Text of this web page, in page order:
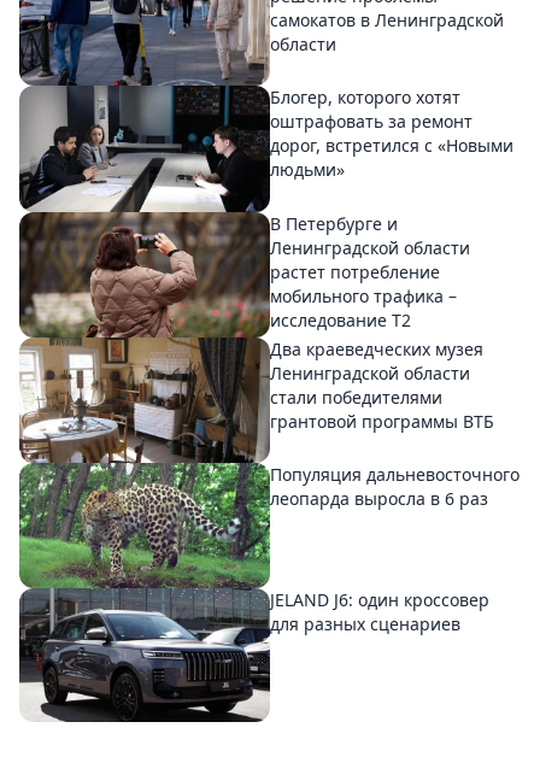
самокатов в Ленинградской
области
Блогер, которого хотят
оштрафовать за ремонт
дорог, встретился с «Новыми
людьми»
В Петербурге и
Ленинградской области
растет потребление
мобильного трафика –
исследование T2
Два краеведческих музея
Ленинградской области
стали победителями
грантовой программы ВТБ
Популяция дальневосточного
леопарда выросла в 6 раз
JELAND J6: один кроссовер
для разных сценариев